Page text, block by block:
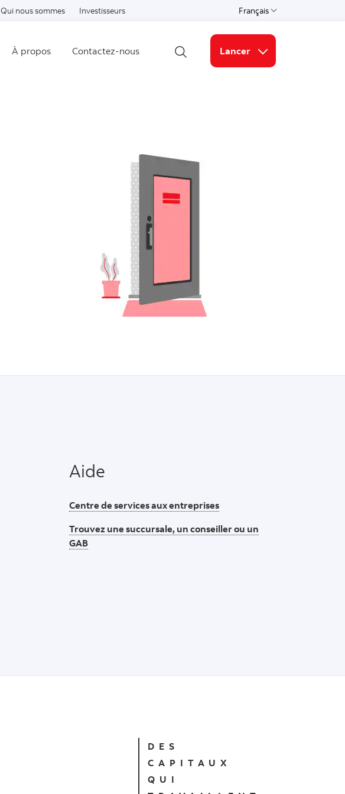
Qui nous sommes Investisseurs Français
Select a language
À propos
Contactez-nous
Ouvrir la recherche
Lancer
Liens connexes
Aide
Centre de services aux entreprises
Trouvez une succursale, un conseiller ou un
GAB
DES
CAPITAUX
QUI